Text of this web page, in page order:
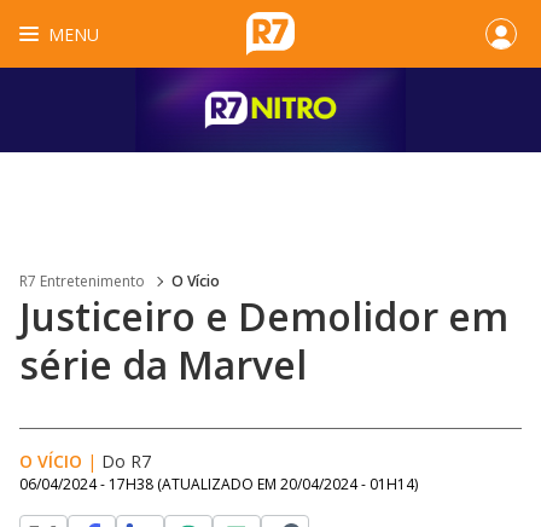
MENU
R7 Entretenimento O Vício
Justiceiro e Demolidor em
série da Marvel
O VÍCIO | Do R7
06/04/2024 - 17H38 (ATUALIZADO EM 20/04/2024 - 01H14)